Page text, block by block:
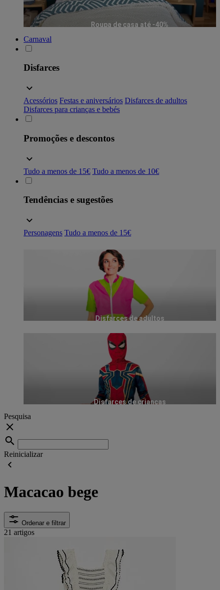
Roupa de casa até -40%
Carnaval
Disfarces
Acessórios Festas e aniversários Disfarces de adultos
Disfarces para crianças e bebés
Promoções e descontos
Tudo a menos de 15€ Tudo a menos de 10€
Tendências e sugestões
Personagens Tudo a menos de 15€
Disfarces de adultos
Disfarces de crianças
Pesquisa
Reinicializar
Macacao bege
Ordenar e filtrar
21 artigos